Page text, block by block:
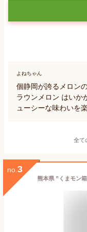
よねちゃん
個静岡が誇るメロン
ラウンメロン はいか
ューシーな味わいを
全て
no. 3